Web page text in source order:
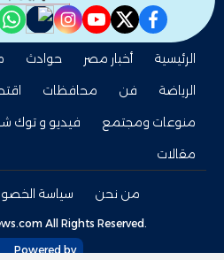
facebook
twitter
youtube
nabd
الرئيسية أخبار مصر حوادث
الرياضة
فن محافظات
منوعات ومجتمع
فيديو و توك
مقالات
من نحن سياسة
All Rights Reserved.
Powered by